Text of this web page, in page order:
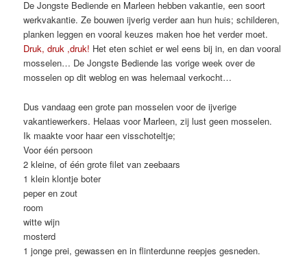
De Jongste Bediende en Marleen hebben vakantie, een soort
werkvakantie. Ze bouwen ijverig verder aan hun huis; schilderen,
planken leggen en vooral keuzes maken hoe het verder moet.
Druk, druk ,druk! Het eten schiet er wel eens bij in, en dan vooral
mosselen… De Jongste Bediende las vorige week over de
mosselen op dit weblog en was helemaal verkocht…
Dus vandaag een grote pan mosselen voor de ijverige
vakantiewerkers. Helaas voor Marleen, zij lust geen mosselen.
Ik maakte voor haar een visschoteltje;
Voor één persoon
2 kleine, of één grote filet van zeebaars
1 klein klontje boter
peper en zout
room
witte wijn
mosterd
1 jonge prei, gewassen en in flinterdunne reepjes gesneden.